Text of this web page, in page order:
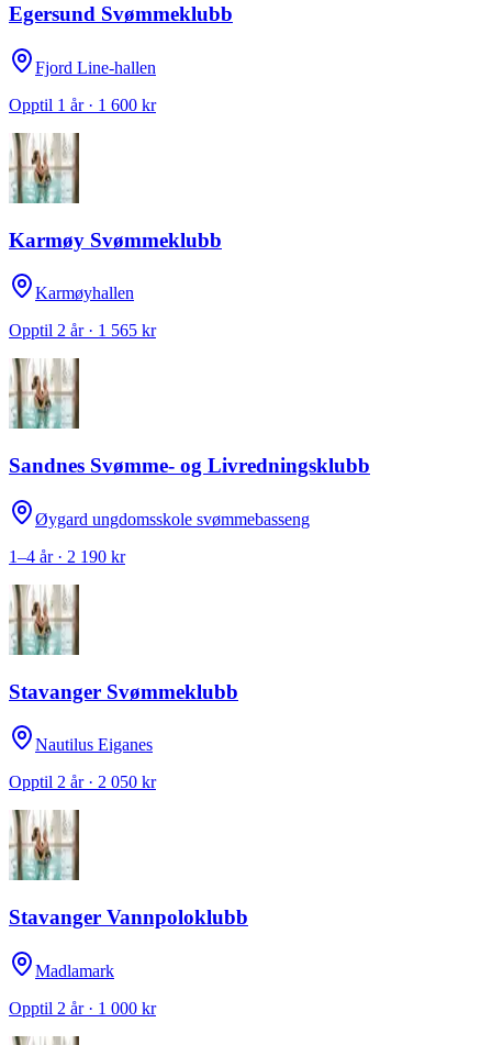
Egersund Svømmeklubb
Fjord Line-hallen
Opptil 1 år · 1 600 kr
Karmøy Svømmeklubb
Karmøyhallen
Opptil 2 år · 1 565 kr
Sandnes Svømme- og Livredningsklubb
Øygard ungdomsskole svømmebasseng
1–4 år · 2 190 kr
Stavanger Svømmeklubb
Nautilus Eiganes
Opptil 2 år · 2 050 kr
Stavanger Vannpoloklubb
Madlamark
Opptil 2 år · 1 000 kr